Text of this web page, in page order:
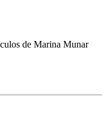
de Marina Munar